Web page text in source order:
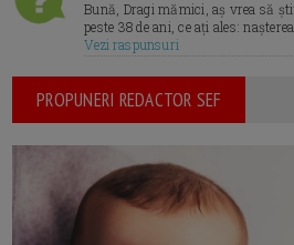
Bună, Dragi mămici, aș vrea să
peste 38 de ani, ce ați ales:
Vezi raspunsuri
PROPUNERI REDACTOR SEF